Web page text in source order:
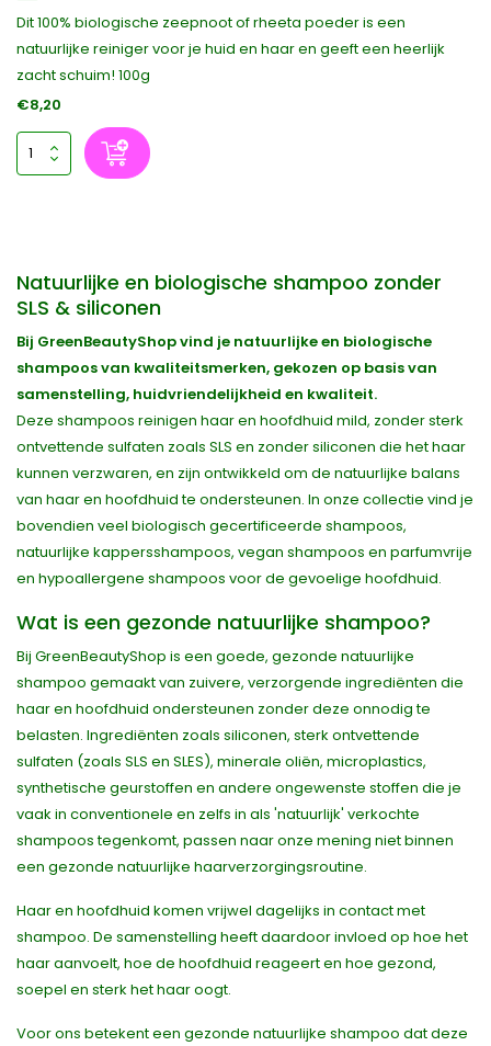
Dit 100% biologische zeepnoot of rheeta poeder is een
natuurlijke reiniger voor je huid en haar en geeft een heerlijk
zacht schuim! 100g
€8,20
Natuurlijke en biologische shampoo zonder
SLS & siliconen
Bij GreenBeautyShop vind je natuurlijke en biologische
shampoos van kwaliteitsmerken, gekozen op basis van
samenstelling, huidvriendelijkheid en kwaliteit.
Deze shampoos reinigen haar en hoofdhuid mild, zonder sterk
ontvettende sulfaten zoals SLS en zonder siliconen die het haar
kunnen verzwaren, en zijn ontwikkeld om de natuurlijke balans
van haar en hoofdhuid te ondersteunen. In onze collectie vind je
bovendien veel biologisch gecertificeerde shampoos,
natuurlijke kappersshampoos, vegan shampoos en parfumvrije
en hypoallergene shampoos voor de gevoelige hoofdhuid.
Wat is een gezonde natuurlijke shampoo?
Bij GreenBeautyShop is een goede, gezonde natuurlijke
shampoo gemaakt van zuivere, verzorgende ingrediënten die
haar en hoofdhuid ondersteunen zonder deze onnodig te
belasten. Ingrediënten zoals siliconen, sterk ontvettende
sulfaten (zoals SLS en SLES), minerale oliën, microplastics,
synthetische geurstoffen en andere ongewenste stoffen die je
vaak in conventionele en zelfs in als 'natuurlijk' verkochte
shampoos tegenkomt, passen naar onze mening niet binnen
een gezonde natuurlijke haarverzorgingsroutine.
Haar en hoofdhuid komen vrijwel dagelijks in contact met
shampoo. De samenstelling heeft daardoor invloed op hoe het
haar aanvoelt, hoe de hoofdhuid reageert en hoe gezond,
soepel en sterk het haar oogt.
Voor ons betekent een gezonde natuurlijke shampoo dat deze